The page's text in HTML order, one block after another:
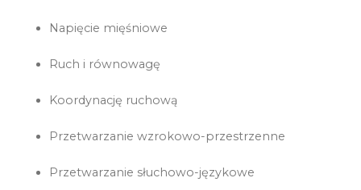
Napięcie mięśniowe
Ruch i równowagę
Koordynację ruchową
Przetwarzanie wzrokowo-przestrzenne
Przetwarzanie słuchowo-językowe